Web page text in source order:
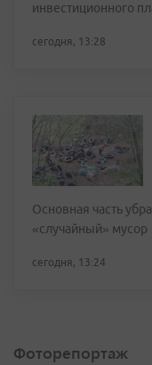
инвестиционного
сегодня, 13:28
Основная часть
«случайный» мусор
сегодня, 13:24
Фоторепортаж